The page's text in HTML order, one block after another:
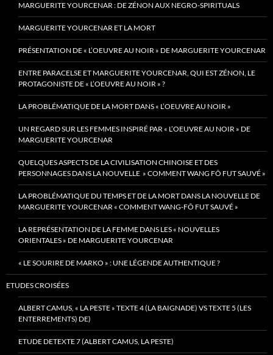
MARGUERITE YOURCENAR : DE ZÉNON AUX NEGRO-SPIRITUALS
MARGUERITE YOURCENAR ET LA MORT
PRÉSENTATION DE « L’OEUVRE AU NOIR » DE MARGUERITE YOURCENAR
ENTRE PARACELSE ET MARGUERITE YOURCENAR, QUI EST ZÉNON, LE
PROTAGONISTE DE « L’OEUVRE AU NOIR » ?
LA PROBLÉMATIQUE DE LA MORT DANS « L’OEUVRE AU NOIR »
UN REGARD SUR LES FEMMES INSPIRÉ PAR « L’OEUVRE AU NOIR » DE
MARGUERITE YOURCENAR
QUELQUES ASPECTS DE LA CIVILISATION CHINOISE ET DES
PERSONNAGES DANS LA NOUVELLE » COMMENT WANG FÔ FUT SAUVÉ »
LA PROBLÉMATIQUE DU TEMPS ET DE LA MORT DANS LA NOUVELLE DE
MARGUERITE YOURCENAR « COMMENT WANG-FÔ FUT SAUVÉ »
LA REPRÉSENTATION DE LA FEMME DANS LES « NOUVELLES
ORIENTALES » DE MARGUERITE YOURCENAR
« LE SOURIRE DE MARKO » : UNE LÉGENDE AUTHENTIQUE ?
ETUDES CROISÉES
ALBERT CAMUS, « LA PESTE » TEXTE 4 (LA BAIGNADE) VS TEXTE 5 (LES
ENTERREMENTS) DE)
ETUDE DETEXTE 7 (ALBERT CAMUS, LA PESTE)